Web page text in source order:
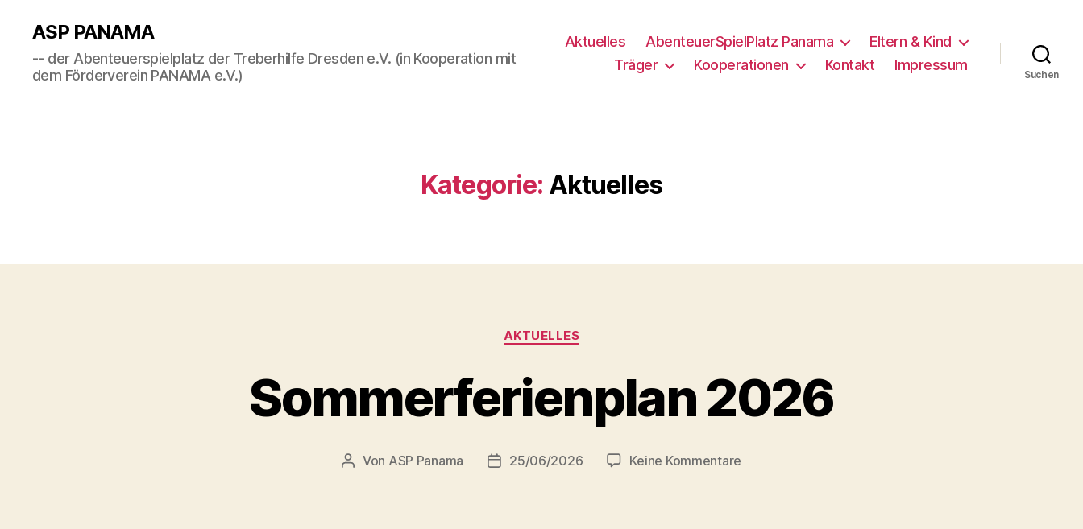
ASP PANAMA
-- der Abenteuerspielplatz der Treberhilfe Dresden e.V. (in Kooperation mit
dem Förderverein PANAMA e.V.)
Aktuelles AbenteuerSpielPlatz Panama
Eltern & Kind
Träger
Kooperationen Kontakt Impressum
Suchen
Kategorie: Aktuelles
Kategorien
AKTUELLES
Sommerferienplan 2026
Beitragsautor
Von ASP Panama Beitragsdatum
25/06/2026 Keine Kommentare